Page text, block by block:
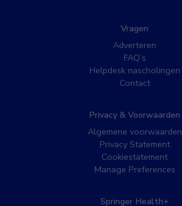
Vragen
Adverteren
FAQ’s
Helpdesk nascholingen
Contact
Privacy & Voorwaarden
Algemene voorwaarden
Privacy Statement
Cookiestatement
Manage Preferences
Springer Health+